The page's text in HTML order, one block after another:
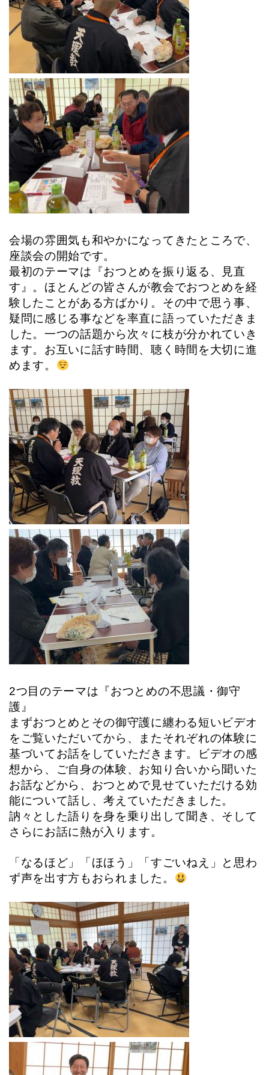
会場の雰囲気も和やかになってきたところで、
座談会の開始です。
最初のテーマは『おつとめを振り返る、見直
す』。ほとんどの皆さんが教会でおつとめを経
験したことがある方ばかり。その中で思う事、
疑問に感じる事などを率直に語っていただきま
した。一つの話題から次々に枝が分かれていき
ます。お互いに話す時間、聴く時間を大切に進
めます。
2つ目のテーマは『おつとめの不思議・御守
護』
まずおつとめとその御守護に纏わる短いビデオ
をご覧いただいてから、またそれぞれの体験に
基づいてお話をしていただきます。ビデオの感
想から、ご自身の体験、お知り合いから聞いた
お話などから、おつとめで見せていただける効
能について話し、考えていただきました。
訥々とした語りを身を乗り出して聞き、そして
さらにお話に熱が入ります。
「なるほど」「ほほう」「すごいねえ」と思わ
ず声を出す方もおられました。